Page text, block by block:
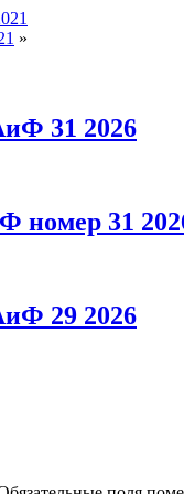
»
31 2026
номер 31
29 2026